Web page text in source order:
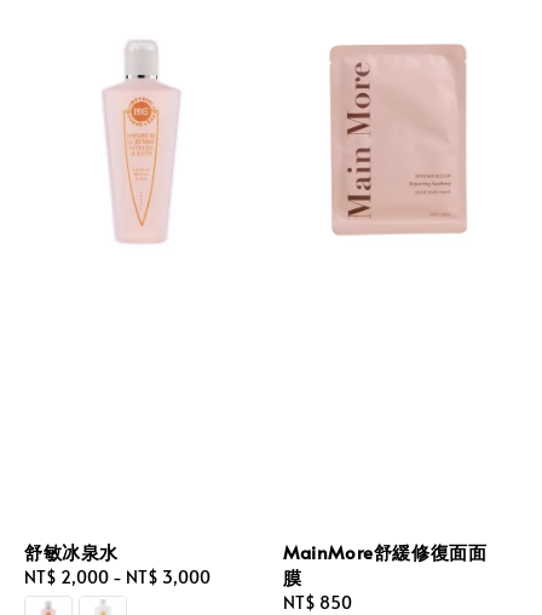
舒敏冰泉水
Regular
price
NT$ 2,000 - NT$ 3,000
MainMore舒緩修復面面
膜
Regular
NT$ 850